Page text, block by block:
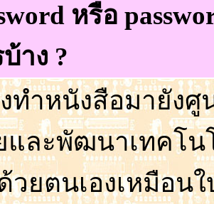
หรือ
าง ?
ทำหนังสือมายังศู
และพัฒนาเทคโน
วยตนเองเหมือนใ